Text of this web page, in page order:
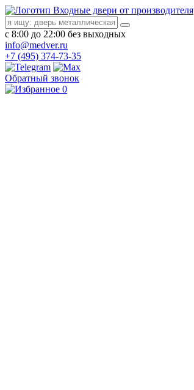
Входные двери от производителя
с 8:00 до 22:00 без выходных
info@medver.ru
+7 (495) 374-73-35
Обратный звонок
0